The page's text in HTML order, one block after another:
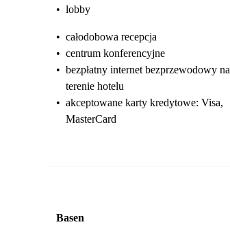
• lobby
• całodobowa recepcja
• centrum konferencyjne
• bezpłatny internet bezprzewodowy na
terenie hotelu
• akceptowane karty kredytowe: Visa,
MasterCard
Basen